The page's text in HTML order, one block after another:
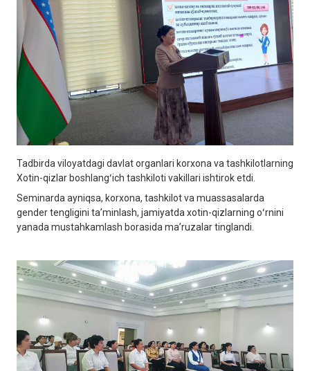
Tadbirda viloyatdagi davlat organlari korxona va tashkilotlarning
Xotin-qizlar boshlangʻich tashkiloti vakillari ishtirok etdi.
Seminarda ayniqsa, korxona, tashkilot va muassasalarda
gender tengligini taʼminlash, jamiyatda xotin-qizlarning oʻrnini
yanada mustahkamlash borasida maʼruzalar tinglandi.